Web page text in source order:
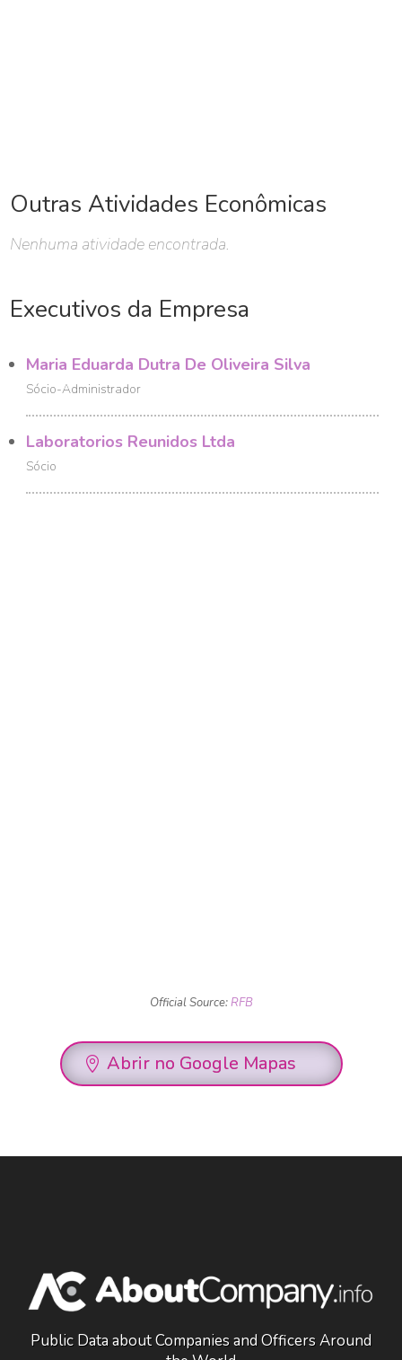
Outras Atividades Econômicas
Nenhuma atividade encontrada.
Executivos da Empresa
Maria Eduarda Dutra De Oliveira Silva
Sócio-Administrador
Laboratorios Reunidos Ltda
Sócio
Official Source:RFB
Abrir no Google Mapas
Public Data about Companies and Officers Around